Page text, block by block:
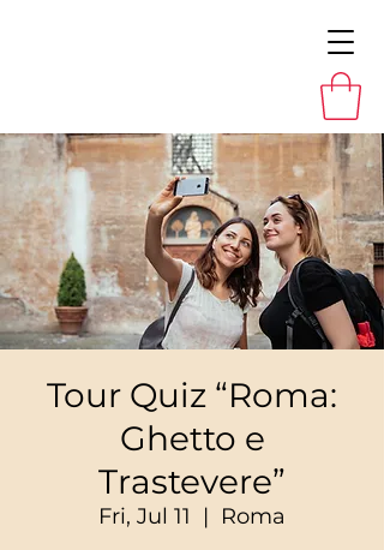
Tour Quiz “Roma:
Ghetto e
Trastevere”
Fri, Jul 11
  |
Roma